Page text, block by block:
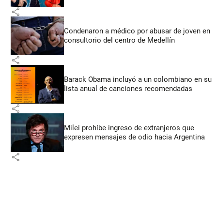
share
Condenaron a médico por abusar de joven en
consultorio del centro de Medellín
share
Barack Obama incluyó a un colombiano en su
lista anual de canciones recomendadas
share
Milei prohíbe ingreso de extranjeros que
expresen mensajes de odio hacia Argentina
share